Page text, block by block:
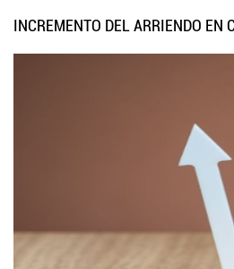
INCREMENTO DEL ARRIENDO EN